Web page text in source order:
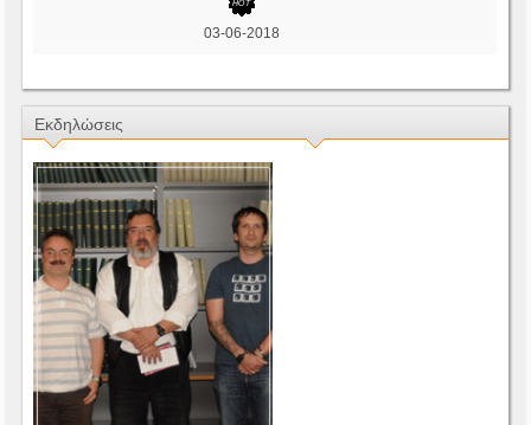
03-06-2018
Εκδηλώσεις